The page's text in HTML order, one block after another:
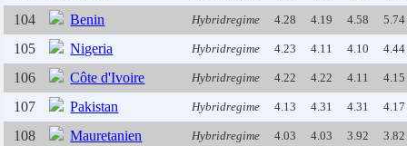
104 Benin Hybridregime 4.28 4.19 4.58 5.74
105 Nigeria Hybridregime 4.23 4.11 4.10 4.44
106 Côte d'Ivoire Hybridregime 4.22 4.22 4.11 4.15
107 Pakistan Hybridregime 4.13 4.31 4.31 4.17
108 Mauretanien Hybridregime 4.03 4.03 3.92 3.82